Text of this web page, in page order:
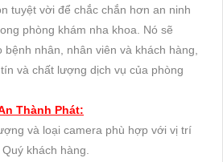
tuyệt vời để chắc chắn hơn an ninh
phòng khám nha khoa. Nó sẽ
nhân, nhân viên và khách hàng,
và chất lượng dịch vụ của phòng
Thành Phát:
và loại camera phù hợp với vị trí
khách hàng.